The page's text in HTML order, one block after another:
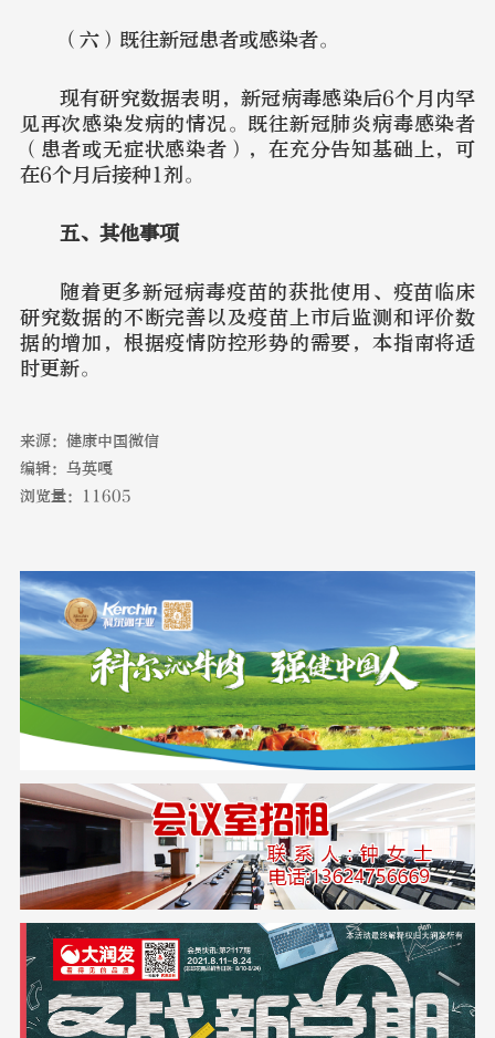
（六）既往新冠患者或感染者。
现有研究数据表明，新冠病毒感染后6个月内罕
见再次感染发病的情况。既往新冠肺炎病毒感染者
（患者或无症状感染者），在充分告知基础上，可
在6个月后接种1剂。
五、其他事项
随着更多新冠病毒疫苗的获批使用、疫苗临床
研究数据的不断完善以及疫苗上市后监测和评价数
据的增加，根据疫情防控形势的需要，本指南将适
时更新。
来源：健康中国微信
编辑：乌英嘎
浏览量：11605